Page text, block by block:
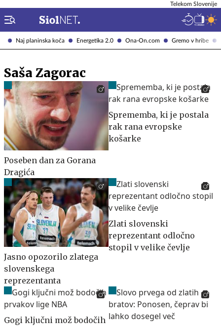
Naj planinska koča Energetika 2.0 Ona-On.com Gremo v hribe
Telekom Slovenije
Saša Zagorac
Poseben dan za Gorana
Dragića
Sprememba, ki je postala
rak rana evropske
košarke
Jasno opozorilo zlatega
slovenskega
reprezentanta
Zlati slovenski
reprezentant odločno
stopil v velike čevlje
Gogi ključni mož bodočih